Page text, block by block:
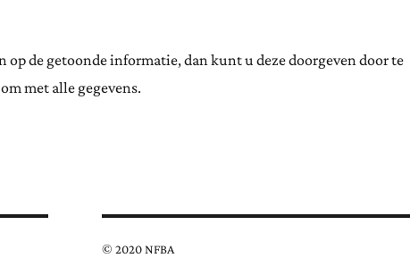
de getoonde informatie, dan kunt u deze doorgeven door te
met alle gegevens.
© 2020 NFBA